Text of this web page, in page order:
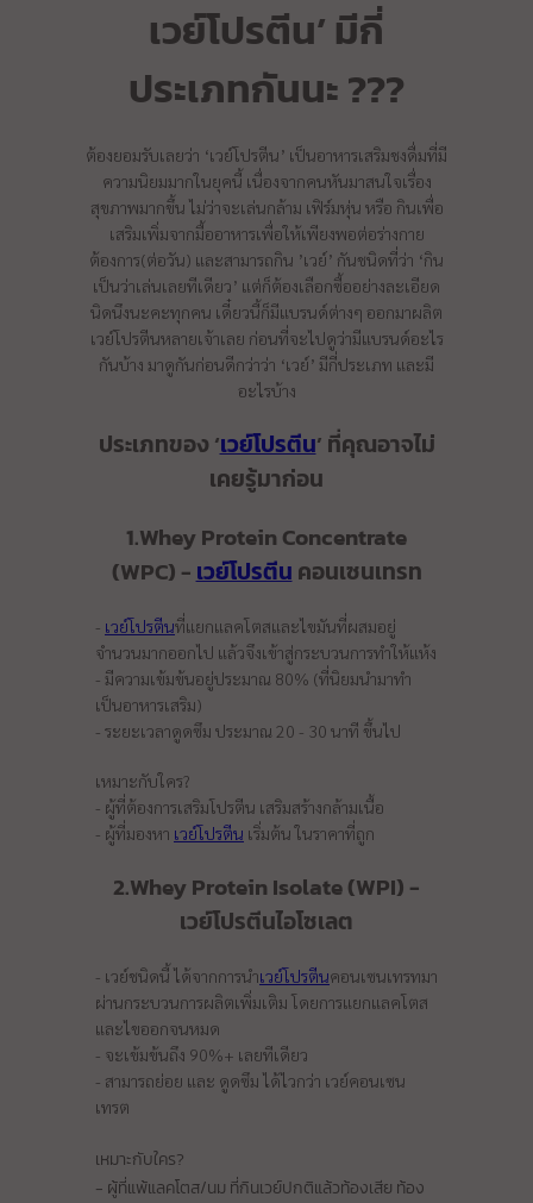
เวย์โปรตีน’ มีกี่
ประเภทกันนะ ???
ต้องยอมรับเลยว่า ‘เวย์โปรตีน’ เป็นอาหารเสริมชงดื่มที่มี
ความนิยมมากในยุคนี้ เนื่องจากคนหันมาสนใจเรื่อง
สุขภาพมากขึ้น ไม่ว่าจะเล่นกล้าม เฟิร์มหุ่น หรือ กินเพื่อ
เสริมเพิ่มจากมื้ออาหารเพื่อให้เพียงพอต่อร่างกาย
ต้องการ(ต่อวัน) และสามารถกิน ’เวย์’ กันชนิดที่ว่า ‘กิน
เป็นว่าเล่นเลยทีเดียว’ แต่ก็ต้องเลือกซื้ออย่างละเอียด
นิดนึงนะคะทุกคน เดี๋ยวนี้ก็มีแบรนด์ต่างๆ ออกมาผลิต
เวย์โปรตีนหลายเจ้าเลย ก่อนที่จะไปดูว่ามีแบรนด์อะไร
กันบ้าง มาดูกันก่อนดีกว่าว่า ‘เวย์’ มีกี่ประเภท และมี
อะไรบ้าง
ประเภทของ ‘เวย์โปรตีน’ ที่คุณอาจไม่
เคยรู้มาก่อน
1.Whey Protein Concentrate
(WPC) -เวย์โปรตีนคอนเซนเทรท
- เวย์โปรตีนที่แยกแลคโตสและไขมันที่ผสมอยู่
จำนวนมากออกไป แล้วจึงเข้าสู่กระบวนการทำให้แห้ง
- มีความเข้มข้นอยู่ประมาณ 80% (ที่นิยมนำมาทำ
เป็นอาหารเสริม)
- ระยะเวลาดูดซึม ประมาณ 20 - 30 นาที ขึ้นไป
เหมาะกับใคร?
- ผู้ที่ต้องการเสริมโปรตีน เสริมสร้างกล้ามเนื้อ
- ผู้ที่มองหา เวย์โปรตีน เริ่มต้น ในราคาที่ถูก
2.Whey Protein Isolate (WPI) -
เวย์โปรตีนไอโซเลต
- เวย์ชนิดนี้ ได้จากการนำเวย์โปรตีนคอนเซนเทรทมา
ผ่านกระบวนการผลิตเพิ่มเติม โดยการแยกแลคโตส
และไขออกจนหมด
- จะเข้มข้นถึง 90%+ เลยทีเดียว
- สามารถย่อย และ ดูดซึม ได้ไวกว่า เวย์คอนเซน
เทรต
เหมาะกับใคร?
- ผู้ที่แพ้แลคโตส/นม ที่กินเวย์ปกติแล้วท้องเสีย ท้อง